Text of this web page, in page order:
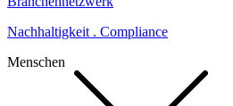
Nachhaltigkeit . Compliance
Menschen